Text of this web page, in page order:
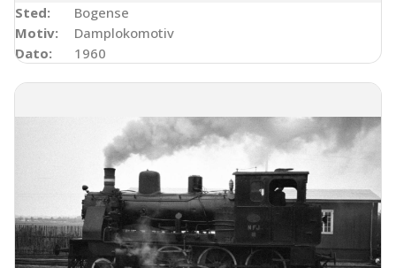
Sted:
Bogense
Motiv:
Damplokomotiv
Dato:
1960